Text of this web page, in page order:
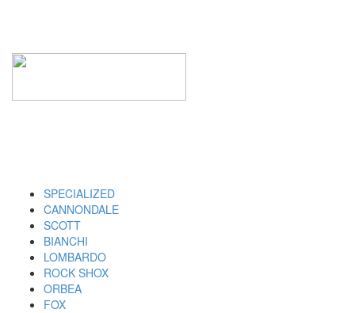
SPECIALIZED
CANNONDALE
SCOTT
BIANCHI
LOMBARDO
ROCK SHOX
ORBEA
FOX